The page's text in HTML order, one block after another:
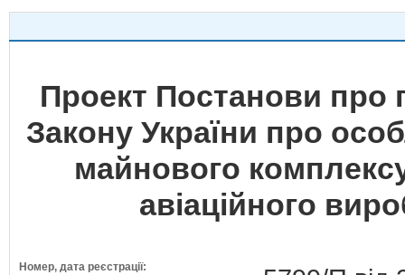
Проект Постанови про
Закону України про
майнового
авіаційного
Номер, дата реєстрації: